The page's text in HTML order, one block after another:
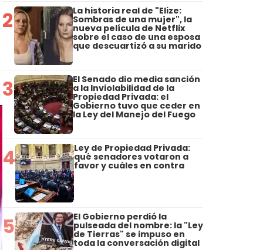
2 La historia real de "Elize:
Sombras de una mujer", la
nueva película de Netflix
sobre el caso de una esposa
que descuartizó a su marido
3 El Senado dio media sanción
a la Inviolabilidad de la
Propiedad Privada: el
Gobierno tuvo que ceder en
la Ley del Manejo del Fuego
4 Ley de Propiedad Privada:
qué senadores votaron a
favor y cuáles en contra
5 El Gobierno perdió la
pulseada del nombre: la "Ley
de Tierras" se impuso en
toda la conversación digital